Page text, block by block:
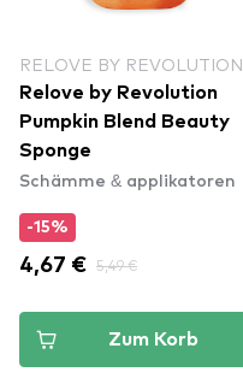
RELOVE BY REVOLUTION
Relove by Revolution
Pumpkin Blend Beauty
Sponge
Schämme & applikatoren
-15%
4,67 € 5,49 €
Zum Korb